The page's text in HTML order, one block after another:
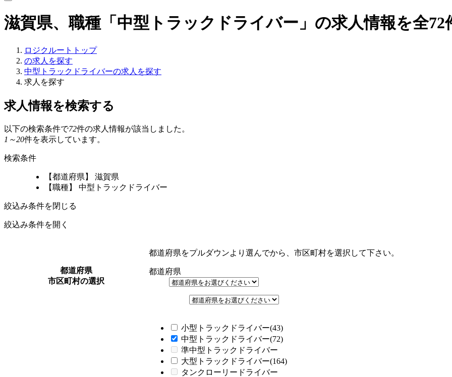
滋賀県、職種「中型トラックドライバー」の求人情報を全
ロジクルートトップ
の求人を探す
中型トラックドライバーの求人を探す
求人を探す
求人情報を検索する
以下の検索条件で72件の求人情報が該当しました。
1～20件を表示しています。
検索条件
【都道府県】 滋賀県
【職種】 中型トラックドライバー
絞込み条件を閉じる
絞込み条件を開く
都道府県
市区町村の選択
都道府県をプルダウンより選んでから、市区町村を選択して下さい。
都道府県
小型トラックドライバー(43)
中型トラックドライバー(72)
準中型トラックドライバー
大型トラックドライバー(164)
タンクローリードライバー